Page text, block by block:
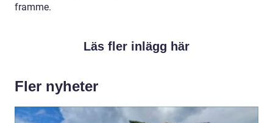
framme.
Läs fler inlägg här
Fler nyheter